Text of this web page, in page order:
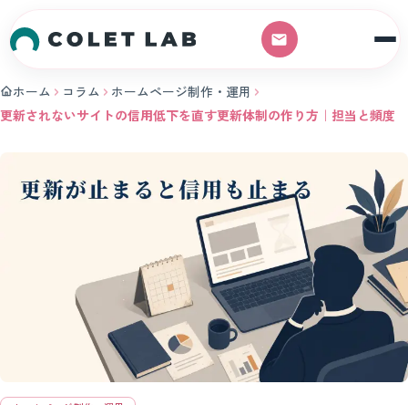
ホーム コラム
ホームページ制作・運用
更新されないサイトの信用低下を直す更新体制の作り方｜担当と頻度